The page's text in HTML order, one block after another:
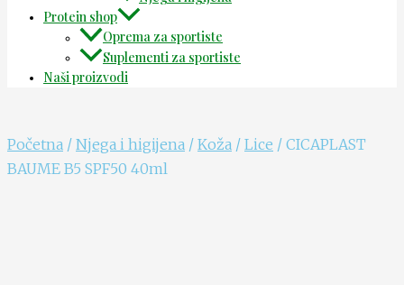
Protein shop
Oprema za sportiste
Suplementi za sportiste
Naši proizvodi
Početna / Njega i higijena / Koža / Lice / CICAPLAST
BAUME B5 SPF50 40ml